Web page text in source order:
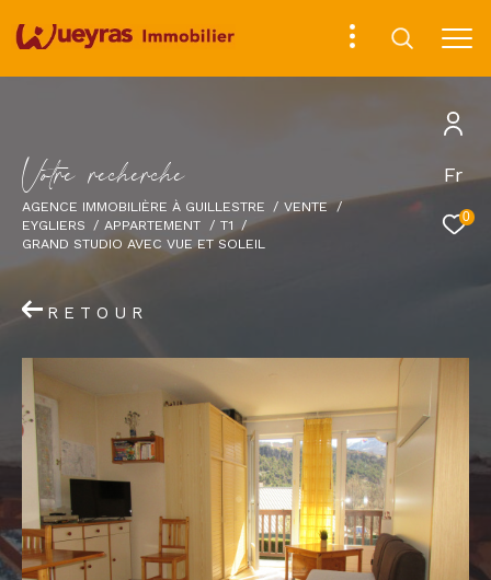
Fr
0
Votre recherche
AGENCE IMMOBILIÈRE À GUILLESTRE
VENTE
EYGLIERS
APPARTEMENT
T1
GRAND STUDIO AVEC VUE ET SOLEIL
RETOUR